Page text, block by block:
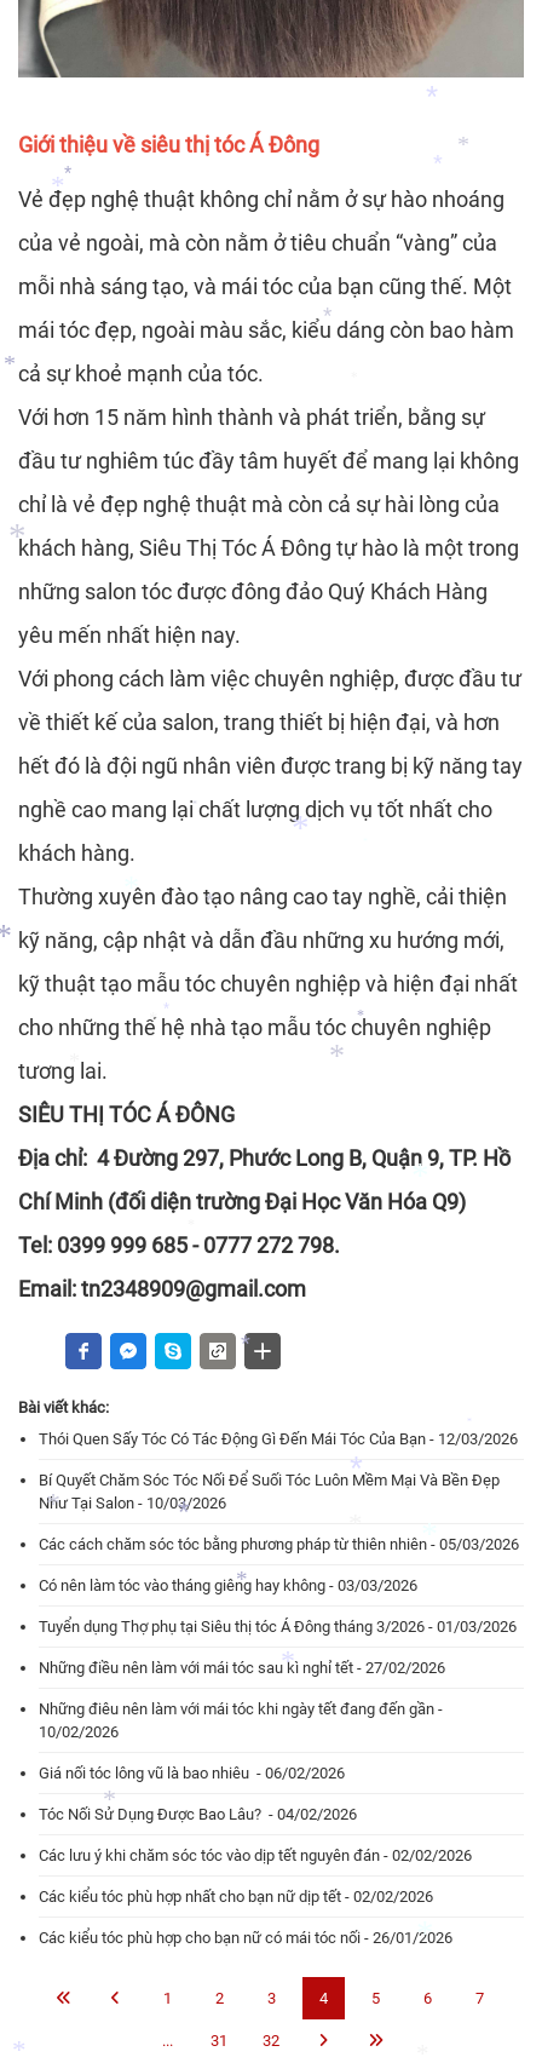
*
* *
*
*
*
*
*
*
*
*
*
*
*
*
*
*
*
*
*
*
*
*
*
Giới thiệu về siêu thị tóc Á Đông
Vẻ đẹp nghệ thuật không chỉ nằm ở sự hào nhoáng
của vẻ ngoài, mà còn nằm ở tiêu chuẩn “vàng” của
mỗi nhà sáng tạo, và mái tóc của bạn cũng thế. Một
mái tóc đẹp, ngoài màu sắc, kiểu dáng còn bao hàm
cả sự khoẻ mạnh của tóc.
Với hơn 15 năm hình thành và phát triển, bằng sự
đầu tư nghiêm túc đầy tâm huyết để mang lại không
chỉ là vẻ đẹp nghệ thuật mà còn cả sự hài lòng của
khách hàng, Siêu Thị Tóc Á Đông tự hào là một trong
những salon tóc được đông đảo Quý Khách Hàng
yêu mến nhất hiện nay.
Với phong cách làm việc chuyên nghiệp, được đầu tư
về thiết kế của salon, trang thiết bị hiện đại, và hơn
hết đó là đội ngũ nhân viên được trang bị kỹ năng tay
nghề cao mang lại chất lượng dịch vụ tốt nhất cho
khách hàng.
Thường xuyên đào tạo nâng cao tay nghề, cải thiện
kỹ năng, cập nhật và dẫn đầu những xu hướng mới,
kỹ thuật tạo mẫu tóc chuyên nghiệp và hiện đại nhất
cho những thế hệ nhà tạo mẫu tóc chuyên nghiệp
tương lai.
SIÊU THỊ TÓC Á ĐÔNG
Địa chỉ: 4 Đường 297, Phước Long B, Quận 9, TP. Hồ
Chí Minh (đối diện trường Đại Học Văn Hóa Q9)
Tel: 0399 999 685 - 0777 272 798.
Email: tn2348909@gmail.com
Bài viết khác:
Thói Quen Sấy Tóc Có Tác Động Gì Đến Mái Tóc Của Bạn - 12/03/2026
Bí Quyết Chăm Sóc Tóc Nối Để Suối Tóc Luôn Mềm Mại Và Bền Đẹp
Như Tại Salon - 10/03/2026
Các cách chăm sóc tóc bằng phương pháp từ thiên nhiên - 05/03/2026
Có nên làm tóc vào tháng giêng hay không - 03/03/2026
Tuyển dụng Thợ phụ tại Siêu thị tóc Á Đông tháng 3/2026 - 01/03/2026
Những điều nên làm với mái tóc sau kì nghỉ tết - 27/02/2026
Những điêu nên làm với mái tóc khi ngày tết đang đến gần -
10/02/2026
Giá nối tóc lông vũ là bao nhiêu - 06/02/2026
Tóc Nối Sử Dụng Được Bao Lâu? - 04/02/2026
Các lưu ý khi chăm sóc tóc vào dịp tết nguyên đán - 02/02/2026
Các kiểu tóc phù hợp nhất cho bạn nữ dịp tết - 02/02/2026
Các kiểu tóc phù hợp cho bạn nữ có mái tóc nối - 26/01/2026
1 2 3 4 5 6 7
... 31 32